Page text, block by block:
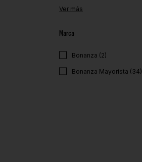
Ver más
Marca
Bonanza (2)
Bonanza Mayorista (34)